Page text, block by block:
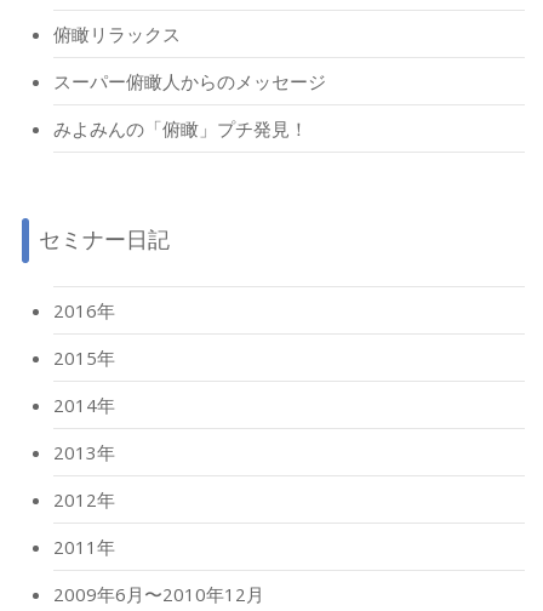
俯瞰リラックス
スーパー俯瞰人からのメッセージ
みよみんの「俯瞰」プチ発見！
セミナー日記
2016年
2015年
2014年
2013年
2012年
2011年
2009年6月〜2010年12月